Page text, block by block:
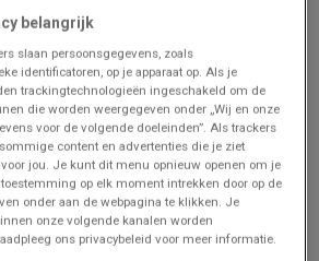
pour
Bons plans exclusifs
Prijsgegevens
geldig tot en
met 21/8
belangrijk
slaan persoonsgegevens, zoals
identificatoren, op je apparaat op. Als je
trackingtechnologieën ingeschakeld om de
die worden weergegeven onder „Wij en onze
voor de volgende doeleinden”. Als trackers
content en advertenties die je ziet
jou. Je kunt dit menu opnieuw openen om je
op elk moment intrekken door op de
onder aan de webpagina te klikken. Je
onze volgende kanalen worden
ons privacybeleid voor meer informatie.